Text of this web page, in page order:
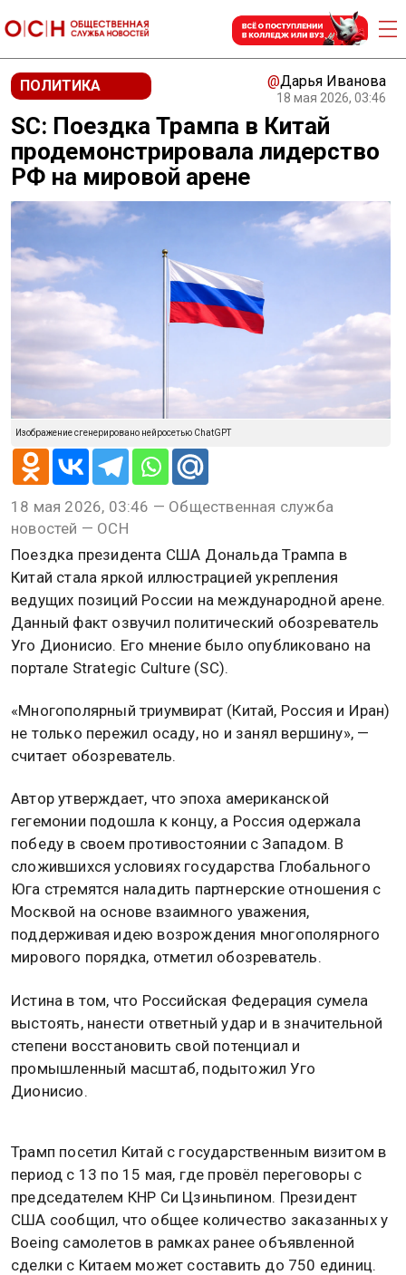
ПОЛИТИКА @Дарья Иванова
18 мая 2026, 03:46
SC: Поездка Трампа в Китай
продемонстрировала лидерство
РФ на мировой арене
Изображение сгенерировано нейросетью ChatGPT
18 мая 2026, 03:46 — Общественная служба
новостей — ОСН
Поездка президента США Дональда Трампа в
Китай стала яркой иллюстрацией укрепления
ведущих позиций России на международной арене.
Данный факт озвучил политический обозреватель
Уго Дионисио. Его мнение было опубликовано на
портале Strategic Culture (SC).
«Многополярный триумвират (Китай, Россия и Иран)
не только пережил осаду, но и занял вершину», —
считает обозреватель.
Автор утверждает, что эпоха американской
гегемонии подошла к концу, а Россия одержала
победу в своем противостоянии с Западом. В
сложившихся условиях государства Глобального
Юга стремятся наладить партнерские отношения с
Москвой на основе взаимного уважения,
поддерживая идею возрождения многополярного
мирового порядка, отметил обозреватель.
Истина в том, что Российская Федерация сумела
выстоять, нанести ответный удар и в значительной
степени восстановить свой потенциал и
промышленный масштаб, подытожил Уго
Дионисио.
Трамп посетил Китай с государственным визитом в
период с 13 по 15 мая, где провёл переговоры с
председателем КНР Си Цзиньпином. Президент
США сообщил, что общее количество заказанных у
Boeing самолетов в рамках ранее объявленной
сделки с Китаем может составить до 750 единиц.